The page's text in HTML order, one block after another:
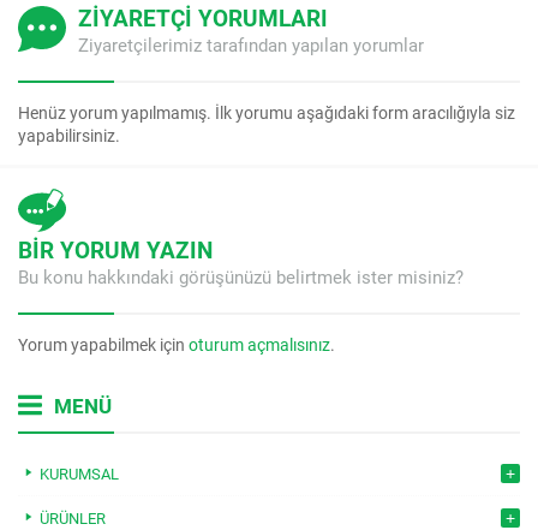
ZİYARETÇİ YORUMLARI
Ziyaretçilerimiz tarafından yapılan yorumlar
Henüz yorum yapılmamış. İlk yorumu aşağıdaki form aracılığıyla siz
yapabilirsiniz.
BİR YORUM YAZIN
Bu konu hakkındaki görüşünüzü belirtmek ister misiniz?
Yorum yapabilmek için oturum açmalısınız.
MENÜ
KURUMSAL
ÜRÜNLER